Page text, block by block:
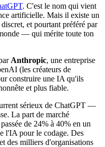
. C'est le nom qui vient
artificielle. Mais il existe un
et pourtant préféré par
— qui mérite toute ton
Anthropic, une entreprise
(les créateurs de
construire une IA qu'ils
et plus fiable.
sérieux de ChatGPT —
La part de marché
de 24% à 40% en un
l'IA pour le codage. Des
des milliers d'organisations